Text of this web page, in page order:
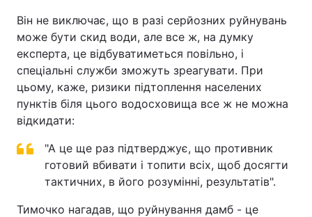
Він не виключає, що в разі серйозних руйнувань
може бути скид води, але все ж, на думку
експерта, це відбуватиметься повільно, і
спеціальні служби зможуть зреагувати. При
цьому, каже, ризики підтоплення населених
пунктів біля цього водосховища все ж не можна
відкидати:
"А це ще раз підтверджує, що противник
готовий вбивати і топити всіх, щоб досягти
тактичних, в його розумінні, результатів".
Тимочко нагадав, що руйнування дамб - це